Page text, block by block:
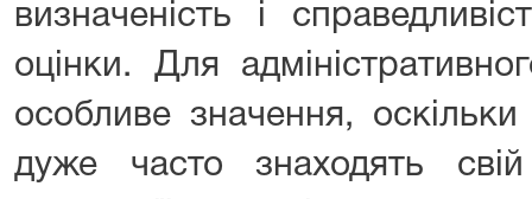
визначеність і
оцінки. Для
особливе значення,
дуже часто знаходять